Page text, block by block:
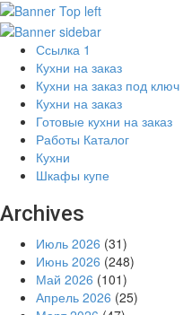
Ссылка 1
Кухни на заказ
Кухни на заказ под ключ
Кухни на заказ
Готовые кухни на заказ
Работы Каталог
Кухни
Шкафы купе
Archives
Июль 2026 (31)
Июнь 2026 (248)
Май 2026 (101)
Апрель 2026 (25)